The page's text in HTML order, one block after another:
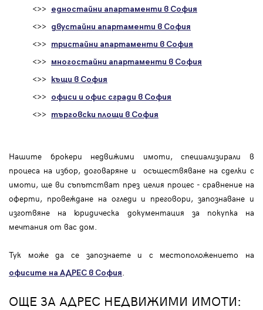
<>> едностайни апартаменти в София
<>> двустайни апартаменти в София
<>> тристайни апартаменти в София
<>> многостайни апартаменти в София
<>> къщи в София
<>> офиси и офис сгради в София
<>> търговски площи в София
Нашите брокери недвижими имоти, специализирали в
процеса на избор, договаряне и осъществяване на сделки с
имоти, ще ви съпътстват през целия процес - сравнение на
оферти, провеждане на огледи и преговори, запознаване и
изготвяне на юридическа документация за покупка на
мечтания от вас дом.
Тук може да се запознаете и с местоположението на
офисите на АДРЕС в София
ОЩЕ ЗА АДРЕС НЕДВИЖИМИ ИМОТИ: